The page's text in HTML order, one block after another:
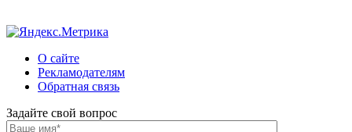
О сайте
Рекламодателям
Обратная связь
Задайте свой вопрос